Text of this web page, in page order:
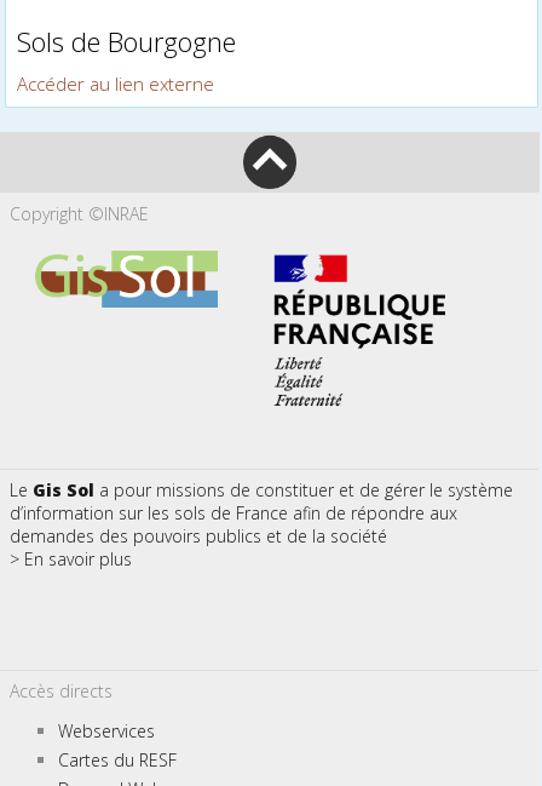
Sols de Bourgogne
Accéder au lien externe
Copyright ©INRAE
Le Gis Sol a pour missions de constituer et de gérer le système
d’information sur les sols de France afin de répondre aux
demandes des pouvoirs publics et de la société
> En savoir plus
Accès directs
Webservices
Cartes du RESF